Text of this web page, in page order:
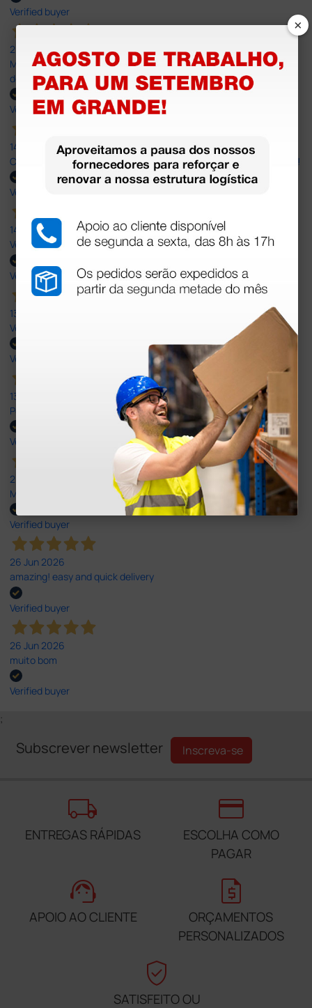
Verified buyer
20 Jul 2026
Minha experiência foi super positiva. Bom atendimento e recebi
dentro do prazo. Obrigada.
Verified buyer
14 Jul 2026
Correct and timely delivery. Large offer of products. Good service!
Verified buyer
14 Jul 2026
Very Good!
Verified buyer
13 Jul 2026
Very good
Verified buyer
13 Jul 2026
Perfeito ,fácil de encomendar e envio rápido
Verified buyer
26 Jun 2026
Muito boa.
Verified buyer
26 Jun 2026
amazing! easy and quick delivery
Verified buyer
26 Jun 2026
muito bom
Verified buyer
;
Subscrever newsletter Inscreva-se
local_shipping
ENTREGAS RÁPIDAS
credit_card
ESCOLHA COMO
PAGAR
support_agent
APOIO AO CLIENTE
request_quote
ORÇAMENTOS
PERSONALIZADOS
verified_user
SATISFEITO OU
×